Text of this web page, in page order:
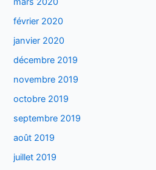
février 2020
janvier 2020
décembre 2019
novembre 2019
octobre 2019
septembre 2019
août 2019
juillet 2019